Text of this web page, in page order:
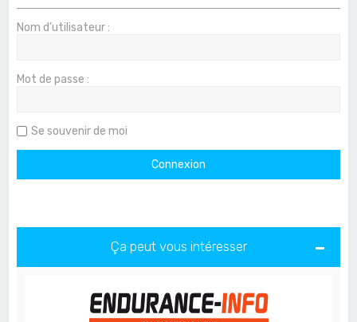
Nom d’utilisateur :
Mot de passe :
Se souvenir de moi
Ça peut vous intéresser